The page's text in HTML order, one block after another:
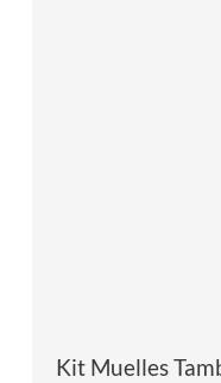
Kit Muelles